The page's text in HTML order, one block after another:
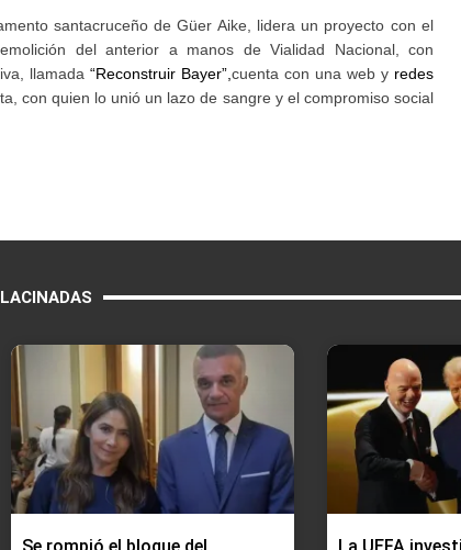
santacruceño de Güer Aike, lidera un proyecto con el
del anterior a manos de Vialidad Nacional, con
llamada “Reconstruir Bayer”, cuenta con una web y redes
con quien lo unió un lazo de sangre y el compromiso social